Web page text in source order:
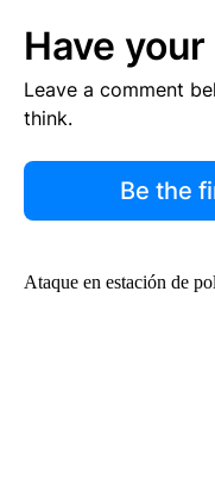
Have your
Leave a comment
think.
Be the
Ataque en estación de